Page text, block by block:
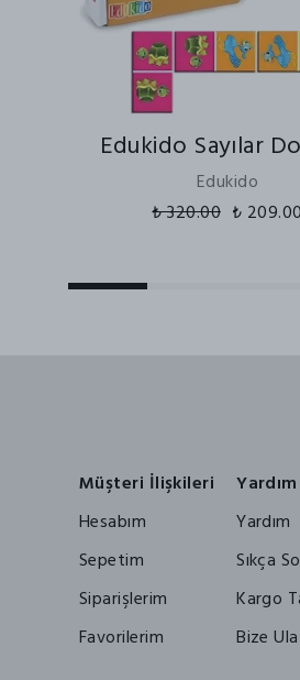
Edukido Sayılar
Edukido
₺ 320.00 ₺ 209.00
Müşteri İlişkileri
Hesabım
Sepetim
Siparişlerim
Favorilerim
Yardım
Yardım
Sıkça
Kargo
Bize